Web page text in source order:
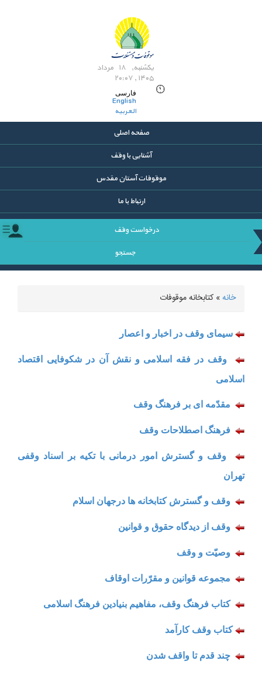
یکشنبه, ۱۸ مرداد
۱۴۰۵ , ۲۰:۰۷
فارسی
English
العربیه
صفحه اصلی
آشنایی با وقف
موقوفات آستان مقدس
ارتباط با ما
درخواست وقف
جستجو
شما اینجا هستید
خانه» کتابخانه موقوفات
سیمای وقف در اخبار و اعصار
وقف در فقه اسلامی و نقش آن در شکوفایی اقتصاد
اسلامی
مقدّمه ای بر فرهنگ وقف
فرهنگ اصطلاحات وقف
وقف و گسترش امور درمانی با تکیه بر اسناد وقفی
تهران
وقف و گسترش کتابخانه ها درجهان اسلام
وقف از دیدگاه حقوق و قوانین
وصیّت و وقف
مجموعه قوانین و مقرّرات اوقاف
کتاب فرهنگ وقف، مفاهیم بنیادین فرهنگ اسلامی
کتاب وقف كارآمد
چند قدم تا واقف شدن